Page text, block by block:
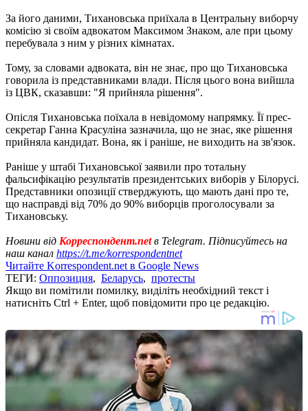
За його даними, Тихановська приїхала в Центральну виборчу
комісію зі своїм адвокатом Максимом Знаком, але при цьому
перебувала з ним у різних кімнатах.
Тому, за словами адвоката, він не знає, про що Тихановська
говорила із представниками влади. Після цього вона вийшла
із ЦВК, сказавши: "Я прийняла рішення".
Опісля Тихановська поїхала в невідомому напрямку. Її прес-
секретар Ганна Красуліна зазначила, що не знає, яке рішення
прийняла кандидат. Вона, як і раніше, не виходить на зв'язок.
Раніше у штабі Тихановської заявили про тотальну
фальсифікацію результатів президентських виборів у Білорусі.
Представники опозиції стверджують, що мають дані про те,
що насправді від 70% до 90% виборців проголосували за
Тихановську.
Новини від Корреспондент.net в Telegram. Підписуйтесь на
наш канал https://t.me/korrespondentnet
Читайте Korrespondent.net в Google News
ТЕГИ: Оппозиция, Беларусь, протесты
Якщо ви помітили помилку, виділіть необхідний текст і
натисніть Ctrl + Enter, щоб повідомити про це редакцію.